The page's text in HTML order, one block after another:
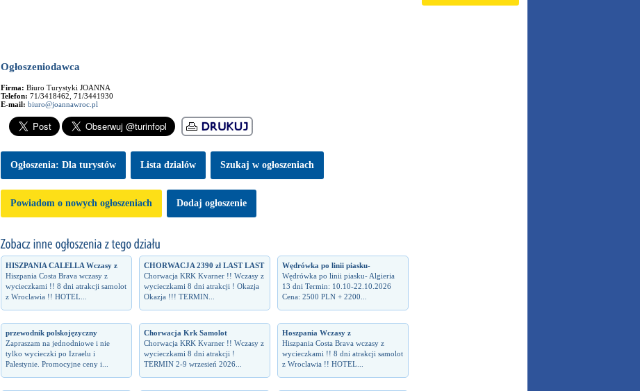
Ogłoszeniodawca
Firma: Biuro Turystyki JOANNA
Telefon: 71/3418462, 71/3441930
E-mail: biuro@joannawroc.pl
Ogłoszenia: Dla turystów Lista dzialów Szukaj w ogłoszeniach
Powiadom o nowych ogłoszeniach Dodaj ogłoszenie
HISZPANIA CALELLA Wczasy z
Hiszpania Costa Brava wczasy z
wycieczkami !! 8 dni atrakcji samolot
z Wroclawia !! HOTEL...
CHORWACJA 2390 zł LAST LAST
Chorwacja KRK Kvarner !! Wczasy z
wycieczkami 8 dni atrakcji ! Okazja
Okazja !!! TERMIN...
Wędrówka po linii piasku-
Wędrówka po linii piasku- Algieria
13 dni Termin: 10.10-22.10.2026
Cena: 2500 PLN + 2200...
przewodnik polskojęzyczny
Zapraszam na jednodniowe i nie
tylko wycieczki po Izraelu i
Palestynie. Promocyjne ceny i...
Chorwacja Krk Samolot
Chorwacja KRK Kvarner !! Wczasy z
wycieczkami 8 dni atrakcji !
TERMIN 2-9 wrzesień 2026...
Hoszpania Wczasy z
Hiszpania Costa Brava wczasy z
wycieczkami !! 8 dni atrakcji samolot
z Wroclawia !! HOTEL...